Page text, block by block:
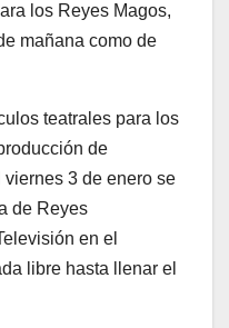
los Reyes Magos,
mañana como de
teatrales para los
de
3 de enero se
de Reyes
en el
libre hasta llenar el